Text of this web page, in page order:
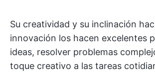
Su creatividad y su inclinación
innovación los hacen excelentes
ideas, resolver problemas
toque creativo a las tareas